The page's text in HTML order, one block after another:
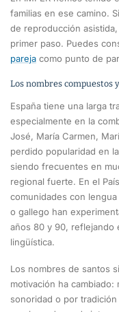
familias en ese camino.
de reproducción
primer paso. Puedes
pareja como punto de
Los nombres
España tiene una larga
especialmente en la
José, María Carmen,
perdido popularidad en
siendo frecuentes en
regional fuerte. En el
comunidades con
o gallego han
años 80 y 90, reflejando
lingüística.
Los nombres de santos
motivación ha
sonoridad o por